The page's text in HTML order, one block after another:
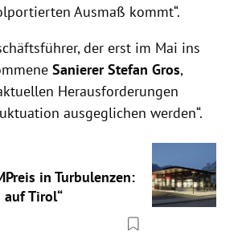
Ausmaß kommt“.
der erst im Mai ins
Sanierer Stefan Gros,
Herausforderungen
ausgeglichen werden“.
in Turbulenzen:
auf Tirol“